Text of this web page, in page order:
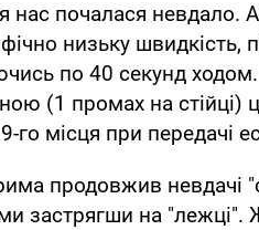
нас почалася невдало.
низьку швидкість,
по 40 секунд
(1 промах на стійці)
го місця при передачі
продовжив невдачі
застрягши на "лежці".